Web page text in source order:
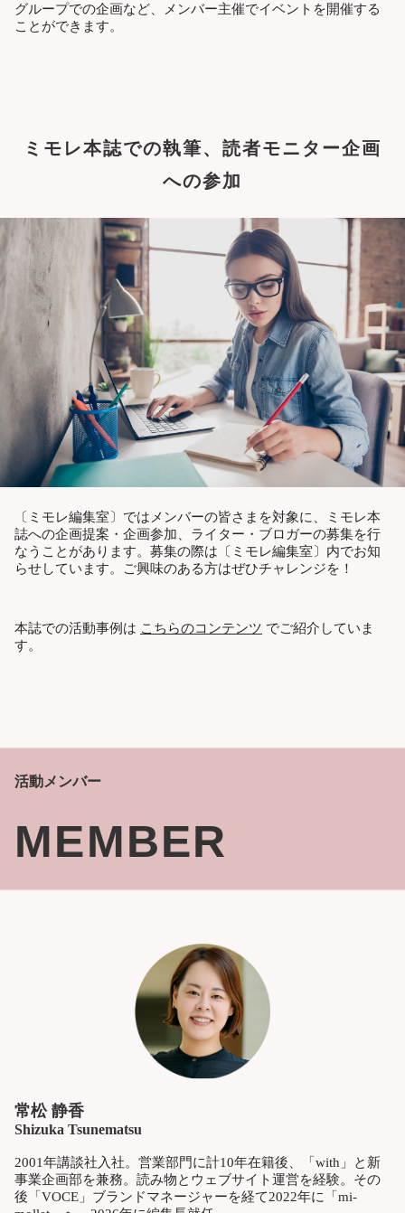
グループでの企画など、メンバー主催でイベントを開催する
ことができます。
ミモレ本誌での執筆、読者モニター企画
への参加
〔ミモレ編集室〕ではメンバーの皆さまを対象に、ミモレ本
誌への企画提案・企画参加、ライター・ブロガーの募集を行
なうことがあります。募集の際は〔ミモレ編集室〕内でお知
らせしています。ご興味のある方はぜひチャレンジを！
本誌での活動事例は こちらのコンテンツ でご紹介していま
す。
活動メンバー
MEMBER
常松 静香
Shizuka Tsunematsu
2001年講談社入社。営業部門に計10年在籍後、「with」と新
事業企画部を兼務。読み物とウェブサイト運営を経験。その
後「VOCE」ブランドマネージャーを経て2022年に「mi-